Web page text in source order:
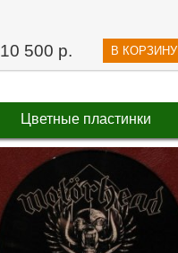
10 500 р. В КОРЗИНУ
Цветные пластинки